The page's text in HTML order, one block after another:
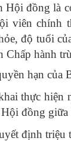
Hội đồng là
viên chính
, độ tuổi
Chấp hành
hạn của
thực
đồng
định triệu